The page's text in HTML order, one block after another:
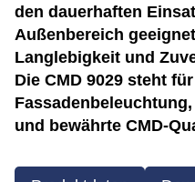
den dauerhaften
Außenbereich
Langlebigkeit und
Die CMD 9029 steht
und bewährte CMD-